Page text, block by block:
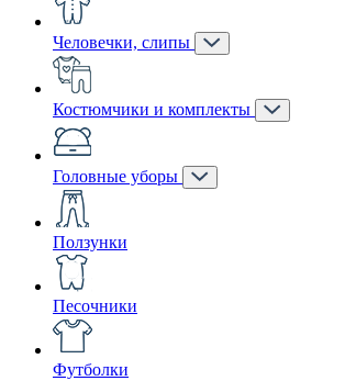
Человечки, слипы
Костюмчики и комплекты
Головные уборы
Ползунки
Песочники
Футболки